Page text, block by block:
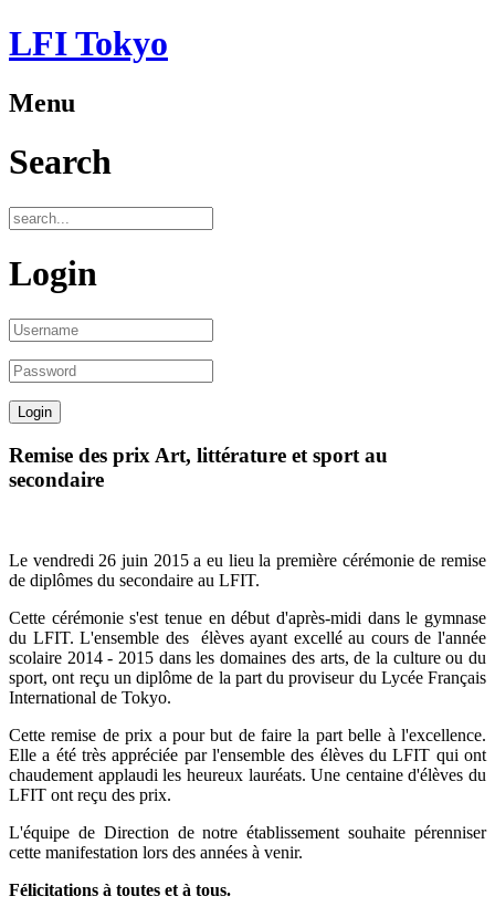
LFI Tokyo
Menu
Search
Login
Remise des prix Art, littérature et sport au
secondaire
Le vendredi 26 juin 2015 a eu lieu la première cérémonie de remise
de diplômes du secondaire au LFIT.
Cette cérémonie s'est tenue en début d'après-midi dans le gymnase
du LFIT. L'ensemble des élèves ayant excellé au cours de l'année
scolaire 2014 - 2015 dans les domaines des arts, de la culture ou du
sport, ont reçu un diplôme de la part du proviseur du Lycée Français
International de Tokyo.
Cette remise de prix a pour but de faire la part belle à l'excellence.
Elle a été très appréciée par l'ensemble des élèves du LFIT qui ont
chaudement applaudi les heureux lauréats. Une centaine d'élèves du
LFIT ont reçu des prix.
L'équipe de Direction de notre établissement souhaite pérenniser
cette manifestation lors des années à venir.
Félicitations à toutes et à tous.